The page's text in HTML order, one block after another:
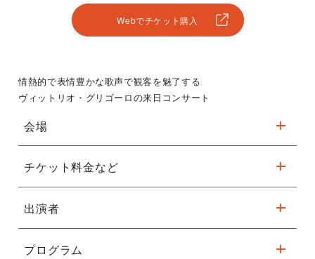
Webでチケット購入
情熱的で表情豊かな歌声で観客を魅了する
ヴィットリオ・グリゴーロの来日コンサート
会場
※駐車台数が限られてます。公共交通機関をご利用ください。
チケット料金など
全席指定
Ｓ席￥24,000
Ａ席￥20,000
出演者
テノール：ヴィットリオ・グリゴーロ
プログラム